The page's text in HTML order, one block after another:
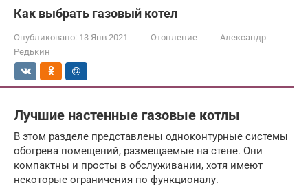
Как выбрать газовый котел
Опубликовано: 13 Янв 2021 Отопление
Александр
Редькин
Лучшие настенные газовые котлы
В этом разделе представлены одноконтурные системы
обогрева помещений, размещаемые на стене. Они
компактны и просты в обслуживании, хотя имеют
некоторые ограничения по функционалу.